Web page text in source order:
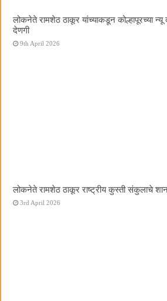
लोकनेते रामशेठ ठाकूर यांच्याकडून कोल्हापूरच्या
देणगी
9th April 2026
लोकनेते रामशेठ ठाकूर राष्ट्रीय कुस्ती संकुलाचे
3rd April 2026